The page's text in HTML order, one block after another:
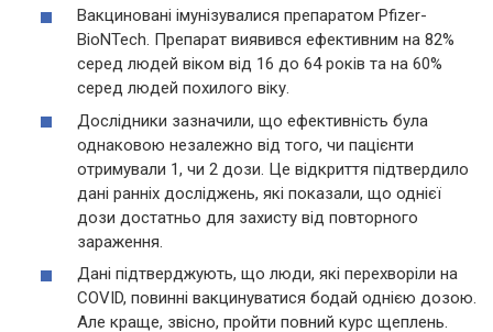
Вакциновані імунізувалися препаратом Pfizer-
BioNTech. Препарат виявився ефективним на 82%
серед людей віком від 16 до 64 років та на 60%
серед людей похилого віку.
Дослідники зазначили, що ефективність була
однаковою незалежно від того, чи пацієнти
отримували 1, чи 2 дози. Це відкриття підтвердило
дані ранніх досліджень, які показали, що однієї
дози достатньо для захисту від повторного
зараження.
Дані підтверджують, що люди, які перехворіли на
COVID, повинні вакцинуватися бодай однією дозою.
Але краще, звісно, пройти повний курс щеплень.